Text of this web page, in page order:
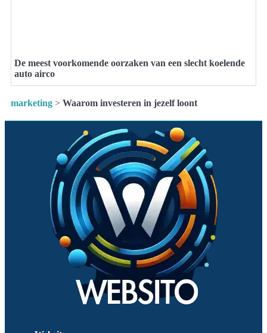
De meest voorkomende oorzaken van een slecht koelende
auto airco
marketing > Waarom investeren in jezelf loont